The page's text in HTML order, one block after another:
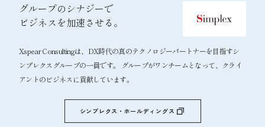
グループのシナジーで
ビジネスを加速させる。
Xspear Consultingは、DX時代の真のテクノロジーパートナーを目指すシ
ンプレクスグループの一員です。 グループがワンチームとなって、クライ
アントのビジネスに貢献しています。
シンプレクス・ホールディングス